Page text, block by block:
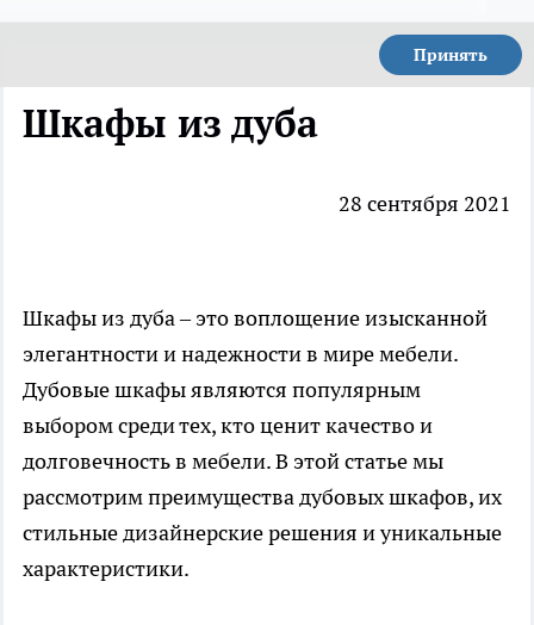
Принять
Шкафы из дуба
28 сентября 2021
Шкафы из дуба– это воплощение изысканной
элегантности и надежности в мире мебели.
Дубовые шкафы являются популярным
выбором среди тех, кто ценит качество и
долговечность в мебели. В этой статье мы
рассмотрим преимущества дубовых шкафов, их
стильные дизайнерские решения и уникальные
характеристики.